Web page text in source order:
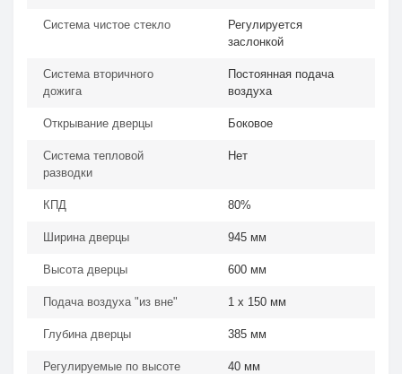
Система чистое стекло
Регулируется
заслонкой
Система вторичного
дожига
Постоянная подача
воздуха
Открывание дверцы Боковое
Система тепловой
разводки
Нет
КПД 80%
Ширина дверцы 945 мм
Высота дверцы 600 мм
Подача воздуха "из вне" 1 х 150 мм
Глубина дверцы 385 мм
Регулируемые по высоте
40 мм